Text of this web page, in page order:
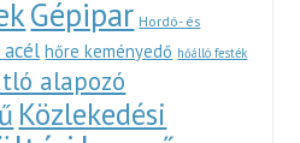
Gépipar Hordó- és
hőre keményedő hőálló festék
alapozó
Közlekedési